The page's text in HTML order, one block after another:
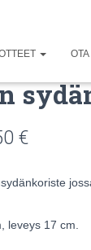
€
leveys 17 cm.